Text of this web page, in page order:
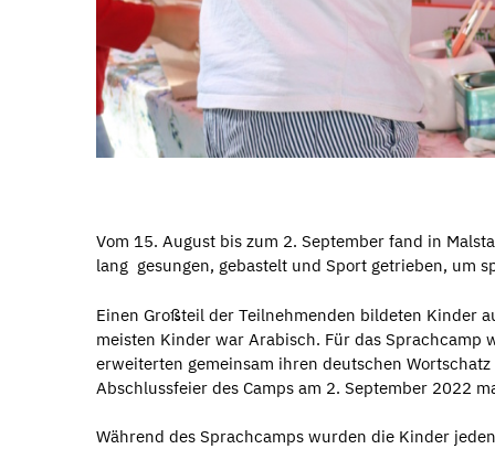
Vom 15. August bis zum 2. September fand in
lang gesungen, gebastelt und Sport getrieben, um
Einen Großteil der Teilnehmenden bildeten Kinder
meisten Kinder war Arabisch. Für das
erweiterten gemeinsam ihren deutschen
Abschlussfeier des Camps am 2. September 2022
Während des Sprachcamps wurden die Kinder